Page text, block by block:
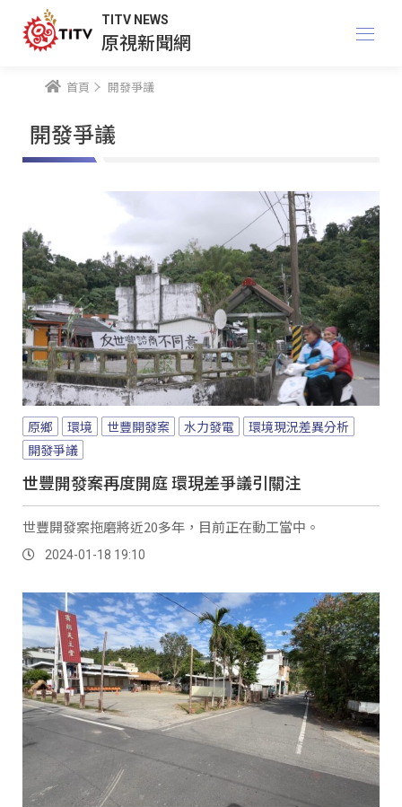
TITV NEWS
原視新聞網
首頁 開發爭議
開發爭議
原鄉 環境 世豐開發案 水力發電
環境現況差異分析
開發爭議
世豐開發案再度開庭 環現差爭議引關注
世豐開發案拖磨將近20多年，目前正在動工當中。
2024-01-18 19:10